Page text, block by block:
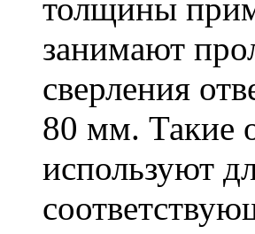
толщины
занимают
сверления
80 мм. Такие
используют